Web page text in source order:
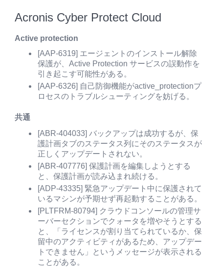
Acronis Cyber Protect Cloud
Active protection
[AAP-6319] エージェントのインストール解除
保護が、Active Protection サービスの誤動作を
引き起こす可能性がある。
[AAP-6326] 自己防御機能がactive_protectionプ
ロセスのトラブルシューティングを妨げる。
共通
[ABR-404033] バックアップは成功するが、保
護計画タブのステータス列にそのステータスが
正しくアップデートされない。
[ABR-407776] 保護計画を編集しようとする
と、保護計画が読み込まれ続ける。
[ADP-43335] 緊急アップデート中に保護されて
いるマシンが予期せず再起動することがある。
[PLTFRM-80794] クラウドコンソールの管理サ
ーバーセクションでクォータを増やそうとする
と、「ライセンスが割り当てられているか、保
留中のアクティビティがあるため、アップデー
トできません」というメッセージが表示される
ことがある。